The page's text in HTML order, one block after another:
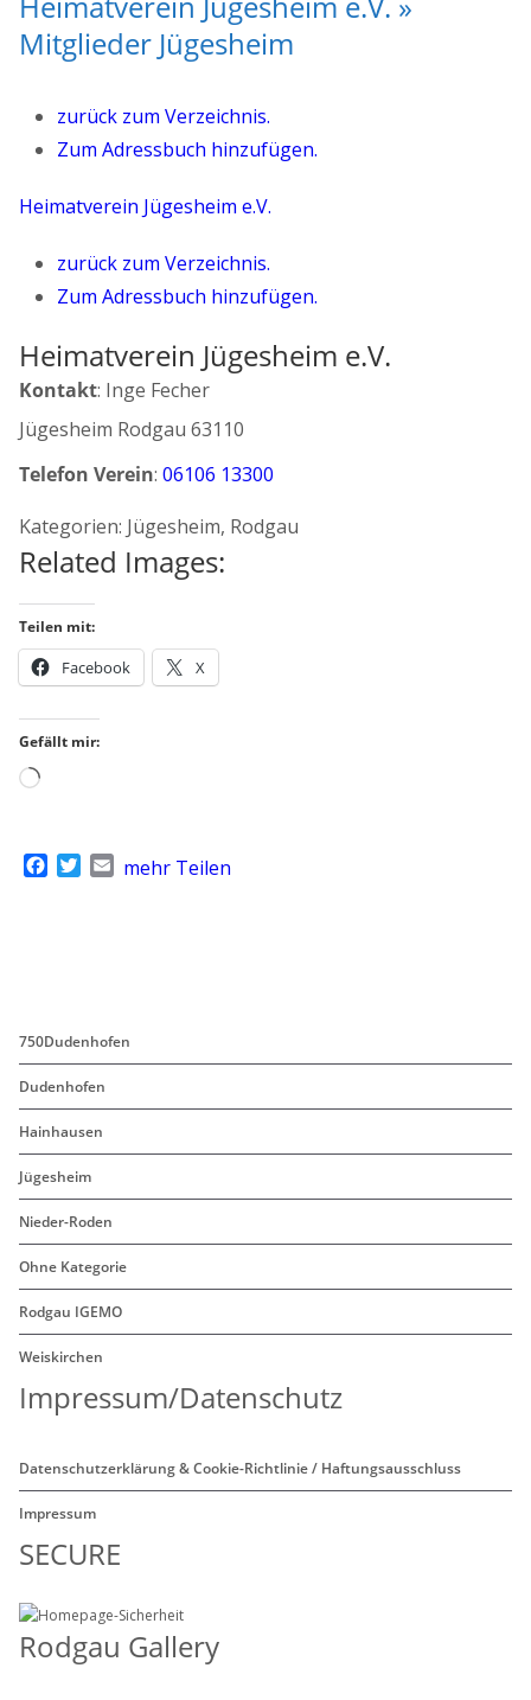
Mitglieder Jügesheim
zurück zum Verzeichnis.
Zum Adressbuch hinzufügen.
Heimatverein Jügesheim e.V.
zurück zum Verzeichnis.
Zum Adressbuch hinzufügen.
Heimatverein Jügesheim e.V.
Kontakt: Inge Fecher
Jügesheim Rodgau 63110
Telefon Verein: 06106 13300
Kategorien: Jügesheim, Rodgau
Related Images:
Teilen mit:
Facebook X
Gefällt mir:
Wird
k
mehr Teilen
750Dudenhofen
Dudenhofen
Hainhausen
Jügesheim
Nieder-Roden
Ohne Kategorie
Rodgau IGEMO
Weiskirchen
Impressum/Datenschutz
Datenschutzerklärung & Cookie-Richtlinie / Haftungsausschluss
Impressum
SECURE
Rodgau Gallery